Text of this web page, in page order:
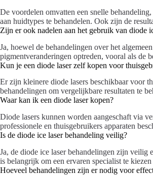
De voordelen omvatten een snelle
aan huidtypes te behandelen. Ook zijn de
Zijn er ook nadelen aan het gebruik van diode
Ja, hoewel de behandelingen over het
pigmentveranderingen optreden, vooral als de
Kun je een diode laser zelf kopen voor
Er zijn kleinere diode lasers beschikbaar voor
behandelingen om vergelijkbare resultaten te
Waar kan ik een diode laser kopen?
Diode lasers kunnen worden aangeschaft via
professionele en thuisgebruikers apparaten
Is de diode ice laser behandeling veilig?
Ja, de diode ice laser behandelingen zijn
is belangrijk om een ervaren specialist te
Hoeveel behandelingen zijn er nodig voor